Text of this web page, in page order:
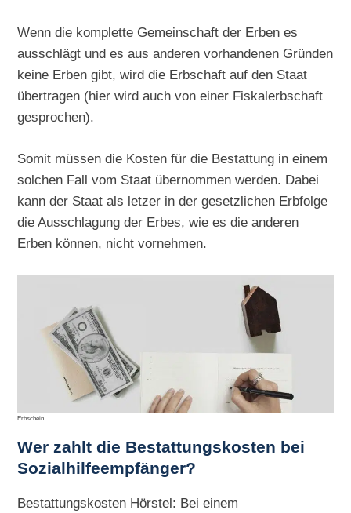
Wenn die komplette Gemeinschaft der Erben es
ausschlägt und es aus anderen vorhandenen Gründen
keine Erben gibt, wird die Erbschaft auf den Staat
übertragen (hier wird auch von einer Fiskalerbschaft
gesprochen).
Somit müssen die Kosten für die Bestattung in einem
solchen Fall vom Staat übernommen werden. Dabei
kann der Staat als letzer in der gesetzlichen Erbfolge
die Ausschlagung der Erbes, wie es die anderen
Erben können, nicht vornehmen.
Erbschein
Wer zahlt die Bestattungskosten bei
Sozialhilfeempfänger?
Bestattungskosten Hörstel: Bei einem